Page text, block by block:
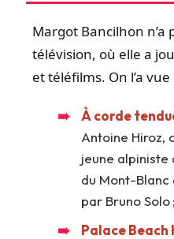
Margot Bancilhon n’a
télévision, où elle a
et téléfilms. On l’a
À corde
Antoine Hiroz,
jeune alpiniste
du Mont-
par Bruno Solo ;
Palace Beach